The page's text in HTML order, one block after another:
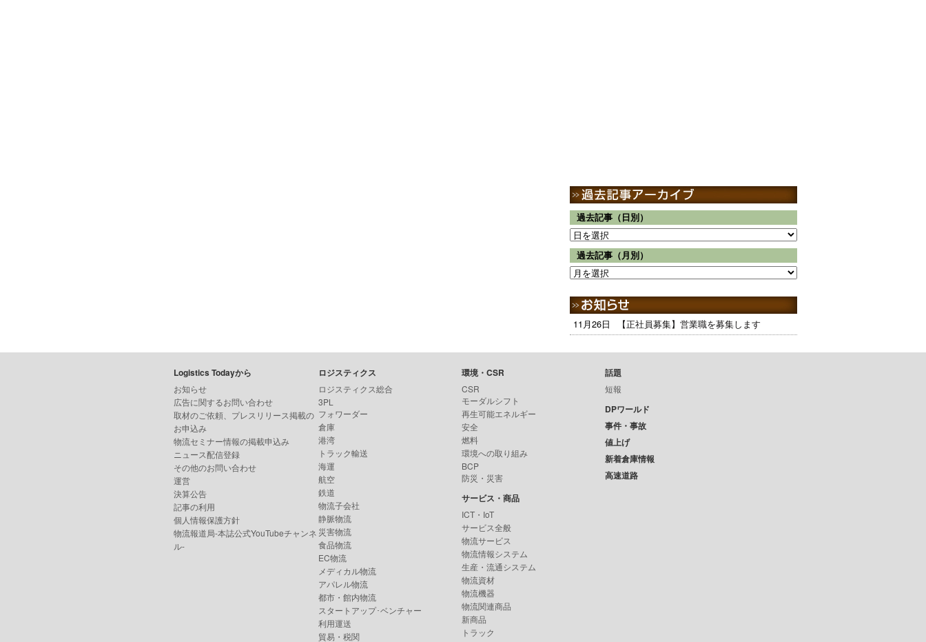
過去記事（日別）
過去記事（月別）
11月26日 【正社員募集】営業職を募集します
Logistics Todayから
お知らせ
広告に関するお問い合わせ
取材のご依頼、プレスリリース掲載の
お申込み
物流セミナー情報の掲載申込み
ニュース配信登録
その他のお問い合わせ
運営
決算公告
記事の利用
個人情報保護方針
物流報道局-本誌公式YouTubeチャンネ
ル-
ロジスティクス
ロジスティクス総合
3PL
フォワーダー
倉庫
港湾
トラック輸送
海運
航空
鉄道
物流子会社
静脈物流
災害物流
食品物流
EC物流
メディカル物流
アパレル物流
都市・館内物流
スタートアップ･ベンチャー
利用運送
貿易・税関
環境・CSR
CSR
モーダルシフト
再生可能エネルギー
安全
燃料
環境への取り組み
BCP
防災・災害
サービス・商品
ICT・IoT
サービス全般
物流サービス
物流情報システム
生産・流通システム
物流資材
物流機器
物流関連商品
新商品
トラック
話題
短報
DPワールド
事件・事故
値上げ
新着倉庫情報
高速道路